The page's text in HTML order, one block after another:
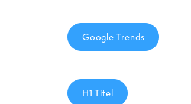
Google Trends
H1 Titel